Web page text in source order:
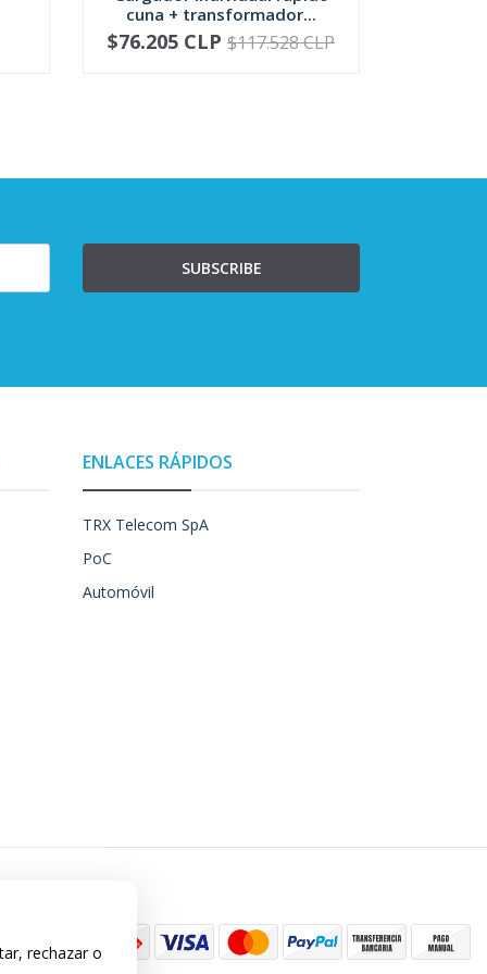
cuna + transformador...
+
-
$76.205 CLP $117.528 CLP
SUBSCRIBE
ENLACES RÁPIDOS
TRX Telecom SpA
PoC
Automóvil
rechazar o